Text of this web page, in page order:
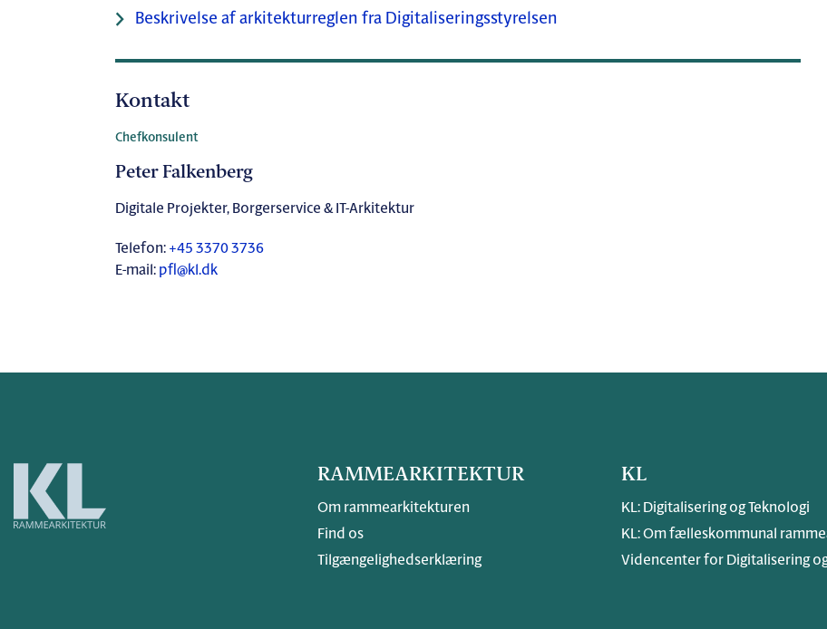
Beskrivelse af arkitekturreglen fra Digitaliseringsstyrelsen
Kontakt
Chefkonsulent
Peter Falkenberg
Digitale Projekter, Borgerservice & IT-Arkitektur
Telefon:+45 3370 3736
E-mail: pfl@kl.dk
RAMMEARKITEKTUR
Om rammearkitekturen
Find os
Tilgængelighedserklæring
KL
KL: Digitalisering og Teknologi
KL: Om fælleskommunal
Videncenter for Digitalisering